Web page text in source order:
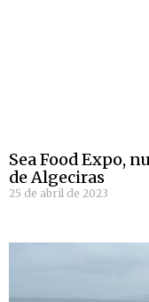
Sea Food Expo,
de Algeciras
25 de abril de 2023